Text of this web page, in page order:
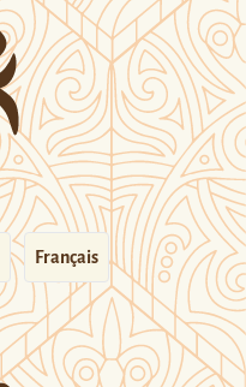
Français